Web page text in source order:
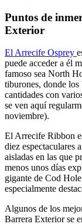
Puntos de
Exterior
El Arrecife Osprey
puede acceder a él
famoso sea North
tiburones, donde los
cantidades con
se ven aquí
noviembre).
El Arrecife Ribbon
diez espectaculares
aisladas en las que
menos unos días
gigante de Cod
especialmente
Algunos de los
Barrera Exterior se